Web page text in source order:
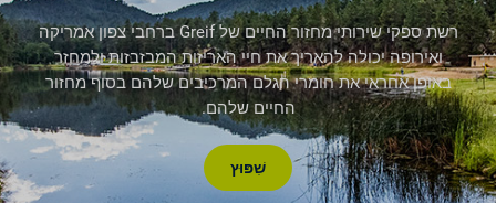
רשת ספקי שירותי מחזור החיים של Greif ברחבי צפון אמריקה
ואירופה יכולה להאריך את חיי האריזות המבזבזות ולמחזר
באופן אחראי את חומרי הגלם המרכיבים שלהם בסוף מחזור
החיים שלהם.
שִׁפּוּץ